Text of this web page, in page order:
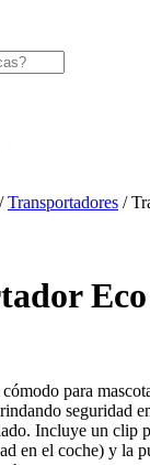
/Transportadores /
para
seguridad
Incluye un clip
en el coche) y la